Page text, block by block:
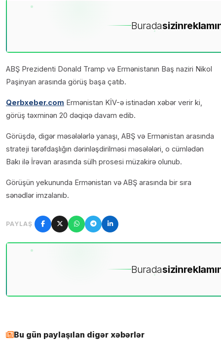
Buradasizin
ABŞ Prezidenti Donald Tramp və Ermənistanın Baş naziri Nikol
Paşinyan arasında görüş başa çatıb.
Qerbxeber.com Ermənistan KİV-ə istinadən xəbər verir ki,
görüş təxminən 20 dəqiqə davam edib.
Görüşdə, digər məsələlərlə yanaşı, ABŞ və Ermənistan arasında
strateji tərəfdaşlığın dərinləşdirilməsi məsələləri, o cümlədən
Bakı ilə İrəvan arasında sülh prosesi müzakirə olunub.
Görüşün yekununda Ermənistan və ABŞ arasında bir sıra
sənədlər imzalanıb.
PAYLAŞ
Buradasizin
Bu gün paylaşılan digər xəbərlər